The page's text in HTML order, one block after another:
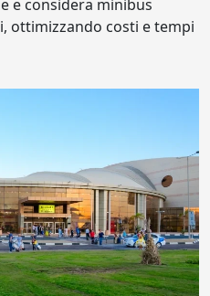
e considera minibus
ottimizzando costi e tempi